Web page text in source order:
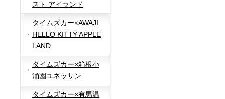
スト アイランド
タイムズカー×AWAJI
HELLO KITTY APPLE
LAND
タイムズカー×箱根小
涌園ユネッサン
タイムズカー×有馬温